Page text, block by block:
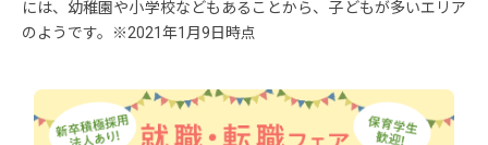
には、幼稚園や小学校などもあることから、子どもが多いエリア
のようです。※2021年1月9日時点